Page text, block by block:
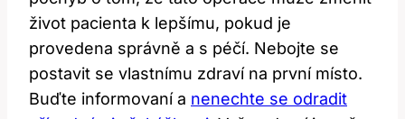
život pacienta k lepšímu, pokud je
provedena správně a s péčí. Nebojte se
postavit se vlastnímu zdraví na první místo.
Buďte informovaní a nenechte se odradit